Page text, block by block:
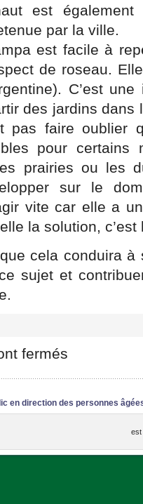
est
par la ville.
est facile à
de roseau.
C’est une
des jardins dans
pas faire oublier
pour certains
prairies ou les
sur le
vite car elle a
la solution,
cela conduira à
sujet et
fermés
en direction des personnes